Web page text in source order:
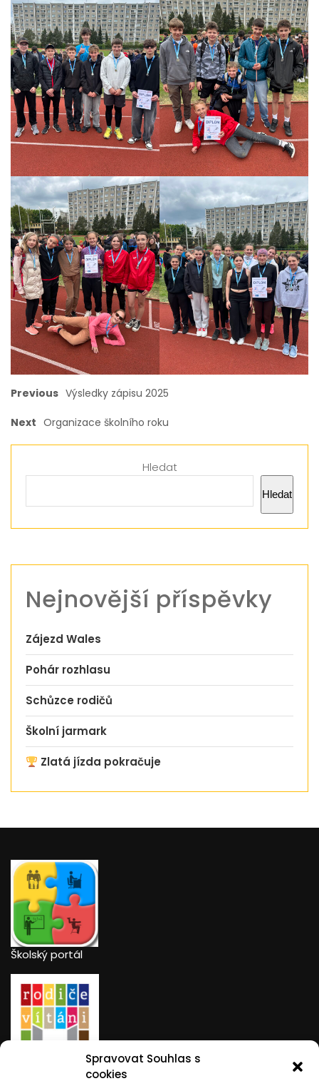
Spravovat Souhlas s
cookies
Previous Výsledky zápisu 2025
Next Organizace školního roku
Hledat
Hledat
Nejnovější příspěvky
Zájezd Wales
Pohár rozhlasu
Schůzce rodičů
Školní jarmark
Zlatá jízda pokračuje
Školský portál